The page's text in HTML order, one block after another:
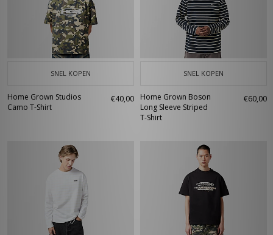
SNEL KOPEN
Home Grown Studios
Camo T-Shirt
€40,00
SNEL KOPEN
Home Grown Boson
Long Sleeve Striped
T-Shirt
€60,00